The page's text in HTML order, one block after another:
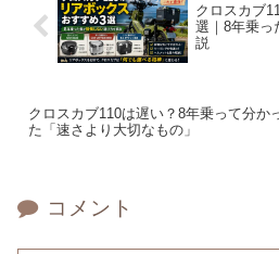
クロスカブ
選｜8年乗っ
説
クロスカブ110は遅い？8年乗って分か
た「速さより大切なもの」
コメント